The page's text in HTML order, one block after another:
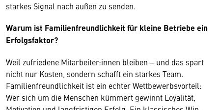
starkes Signal nach außen zu senden.
Warum ist Familienfreundlichkeit für kleine Betriebe ein
Erfolgsfaktor?
Weil zufriedene Mitarbeiter:innen bleiben – und das spart
nicht nur Kosten, sondern schafft ein starkes Team.
Familienfreundlichkeit ist ein echter Wettbewerbsvorteil:
Wer sich um die Menschen kümmert gewinnt Loyalität,